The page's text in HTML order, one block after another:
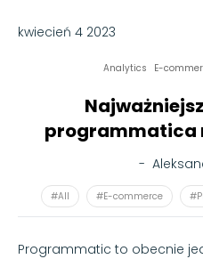
kwiecień 4 2023
Analytics E-
programmatica
-
#All #E-commerce
Programmatic to obecnie